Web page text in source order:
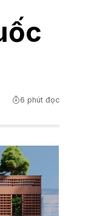
6 phút đọc